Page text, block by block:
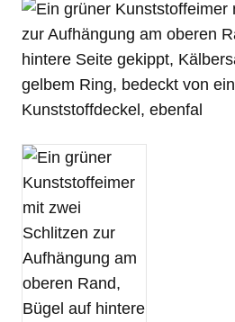
Schafe + Ziegen
Informationen